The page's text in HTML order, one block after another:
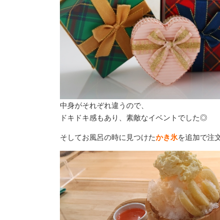
中身がそれぞれ違うので、
ドキドキ感もあり、素敵なイベントでした◎
そしてお風呂の時に見つけたかき氷を追加で注